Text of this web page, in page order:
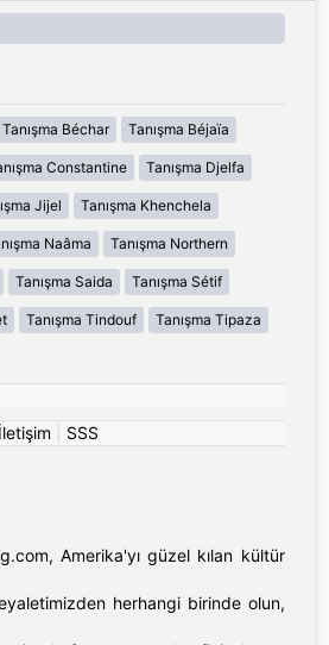
Tanışma Béchar Tanışma Béjaïa
Constantine Tanışma Djelfa
Jijel Tanışma Khenchela
Naâma Tanışma Northern
Tanışma Saida Tanışma Sétif
Tanışma Tindouf Tanışma Tipaza
İletişim SSS
Amerika'yı güzel kılan kültür
herhangi birinde olun,